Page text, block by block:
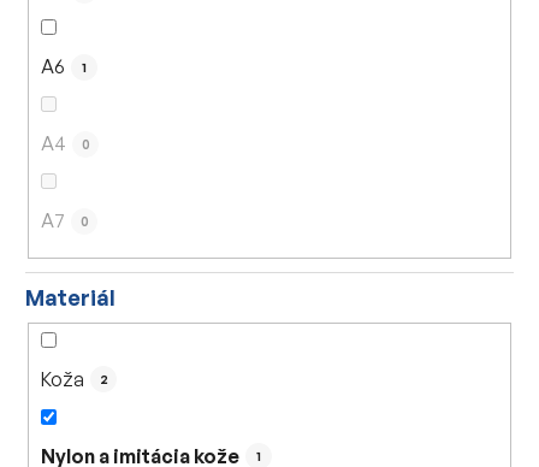
A6 1
A4 0
A7 0
Materiál
Koža 2
Nylon a imitácia kože 1